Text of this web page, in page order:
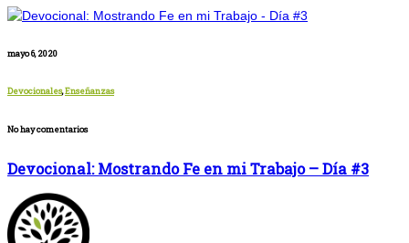
mayo 6, 2020
Devocionales,Enseñanzas
No hay comentarios
Devocional: Mostrando Fe en mi Trabajo – Día #3